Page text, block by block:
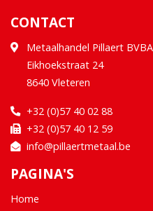
CONTACT
Metaalhandel Pillaert BVBA
Eikhoekstraat 24
8640 Vleteren
+32 (0)57 40 02 88
+32 (0)57 40 12 59
info@pillaertmetaal.be
PAGINA'S
Home